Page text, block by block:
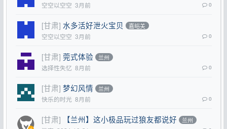
空空以空空 3月前 0
[甘肃] 水多活好泄火宝贝 嘉峪关
空空以空空 3月前 0
[甘肃] 莞式体验 兰州
选择性失忆 8月前 0
[甘肃] 梦幻风情 兰州
快乐的时光 8月前 0
[甘肃] 【兰州】这小极品玩过狼友都说好 兰州